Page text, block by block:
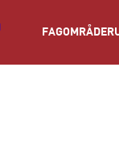
FAGOMRÅDER